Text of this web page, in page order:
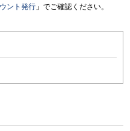
ント発行 」でご確認ください。